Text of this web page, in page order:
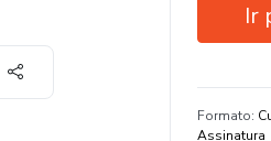
Ir
Formato:
Assinatura